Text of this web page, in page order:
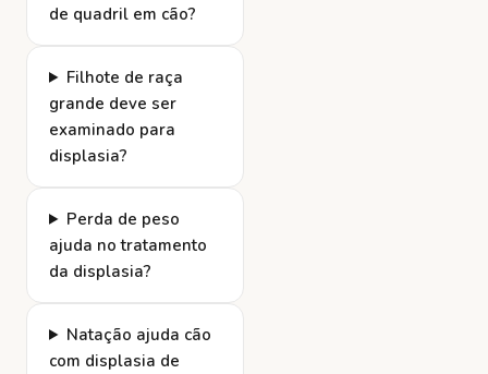
de quadril em cão?
Filhote de raça
grande deve ser
examinado para
displasia?
Perda de peso
ajuda no tratamento
da displasia?
Natação ajuda cão
com displasia de